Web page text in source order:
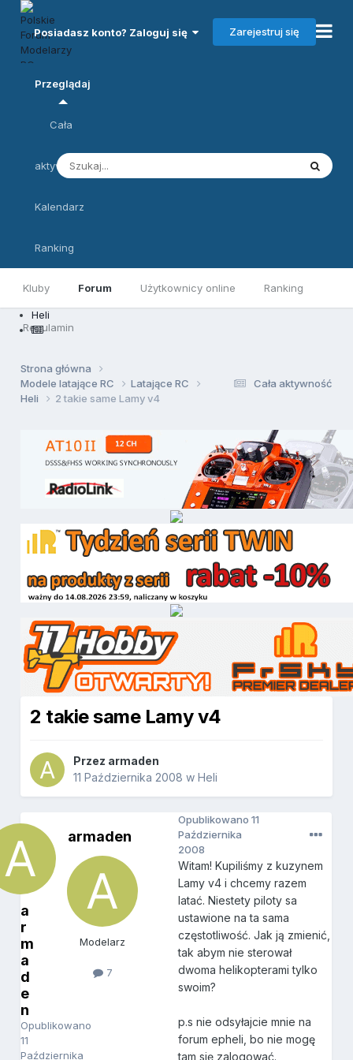
Posiadasz konto? Zaloguj się Zarejestruj się
Przeglądaj
Kluby Forum Użytkownicy online Ranking
Regulamin
Cała
aktywność
Kalendarz
Ranking
Heli
Cała aktywność
Strona główna
Modele latające RC
Latające RC
Heli
2 takie same Lamy v4
2 takie same Lamy v4
Przez armaden
11 Października 2008 wHeli
a
r
m
a
d
e
n
Opublikowano
11
Października
armaden
Modelarz
7
Opublikowano11
Października
2008
Witam! Kupiliśmy z kuzynem
Lamy v4 i chcemy razem
latać. Niestety piloty sa
ustawione na ta sama
częstotliwość. Jak ją zmienić,
tak abym nie sterował
dwoma helikopterami tylko
swoim?
p.s nie odsyłajcie mnie na
forum epheli, bo nie mogę
tam się zalogować.